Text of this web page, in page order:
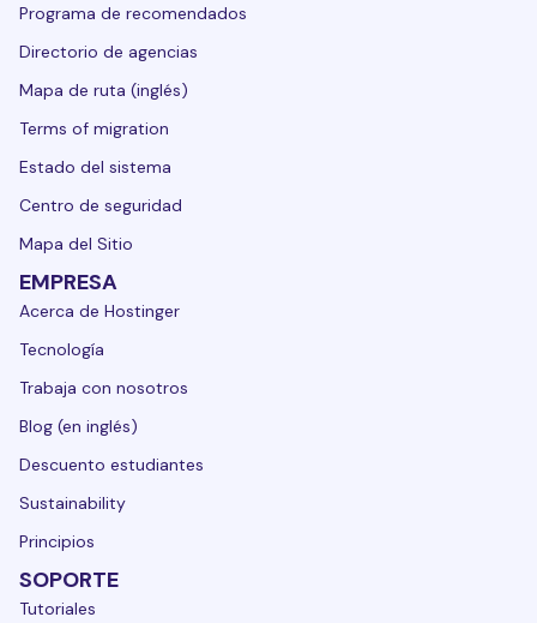
Programa de recomendados
Directorio de agencias
Mapa de ruta (inglés)
Terms of migration
Estado del sistema
Centro de seguridad
Mapa del Sitio
EMPRESA
Acerca de Hostinger
Tecnología
Trabaja con nosotros
Blog (en inglés)
Descuento estudiantes
Sustainability
Principios
SOPORTE
Tutoriales